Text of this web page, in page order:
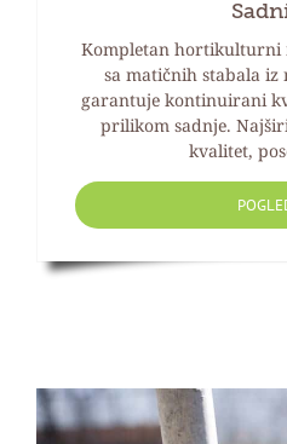
Kompletan hortikulturni
sa matičnih stabala iz
garantuje kontinuirani
prilikom sadnje.
kvalitet,